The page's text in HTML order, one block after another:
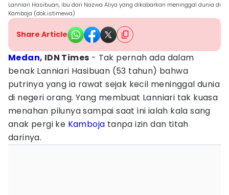
Lanniari Hasibuan, ibu dari Nazwa Aliya yang dikabarkan meninggal dunia di
Kamboja (dok.istimewa)
Share Article
Medan, IDN Times - Tak pernah ada dalam
benak Lanniari Hasibuan (53 tahun) bahwa
putrinya yang ia rawat sejak kecil meninggal dunia
di negeri orang. Yang membuat Lanniari tak kuasa
menahan pilunya sampai saat ini ialah kala sang
anak pergi ke Kamboja tanpa izin dan titah
darinya.